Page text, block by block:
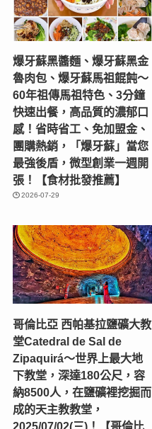
爆牙蘇黑醬麵、爆牙蘇黑金
魯肉包、爆牙蘇馬祖餛飩～
60年祖傳馬祖特色、3分鐘
快速出餐，高品質的濃郁口
感！省時省工、免加盟金、
團購熱銷，「爆牙蘇」當您
最強後盾，微型創業一週開
張！【食材批發推薦】
2026-07-29
哥倫比亞 西帕基拉鹽礦大教
堂Catedral de Sal de
Zipaquirá～世界上最大地
下教堂，深達180公尺，容
納8500人，在鹽礦裡挖掘而
成的天主教教堂，
2025/07/02(三)！【哥倫比